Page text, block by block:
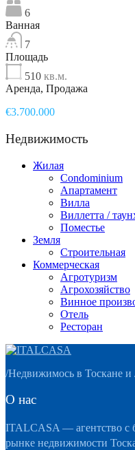
6
Ванная
7
Площадь
510 кв.м.
Аренда, Продажа
€3.700.000
Недвижимость
Жилая
Condominium
Апартамент
Вилла
Виллетта /
Поместье
Земля
Строительная
Коммерческая
Агротуризм
Агрохозяйство
Винное
Отель
Ресторан
/Недвижимось в Тоскане и
О нас
ITALCASA — агентство с
рынке недвижимости